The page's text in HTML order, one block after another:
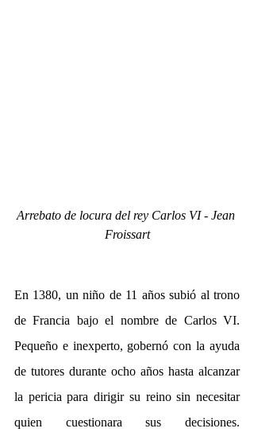
Arrebato de locura del rey Carlos VI - Jean
Froissart
En 1380, un niño de 11 años subió al trono
de Francia bajo el nombre de Carlos VI.
Pequeño e inexperto, gobernó con la ayuda
de tutores durante ocho años hasta alcanzar
la pericia para dirigir su reino sin necesitar
quien cuestionara sus decisiones.